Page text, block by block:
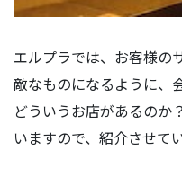
エルプラでは、お客様の
敵なものになるように、
どういうお店があるのか
いますので、紹介させて